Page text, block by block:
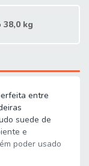
38,0 kg
entre
suede de
e
poder usado